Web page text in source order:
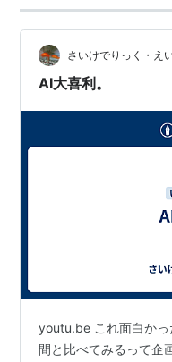
女のビジュアルを持ち
VTuberもいる。
VTuberが2Dや3Dのビ
（バーチャル美少女受
さいけでりっく・え
AI大喜利。
youtu.be これ面白かっ
間と比べてみるって企